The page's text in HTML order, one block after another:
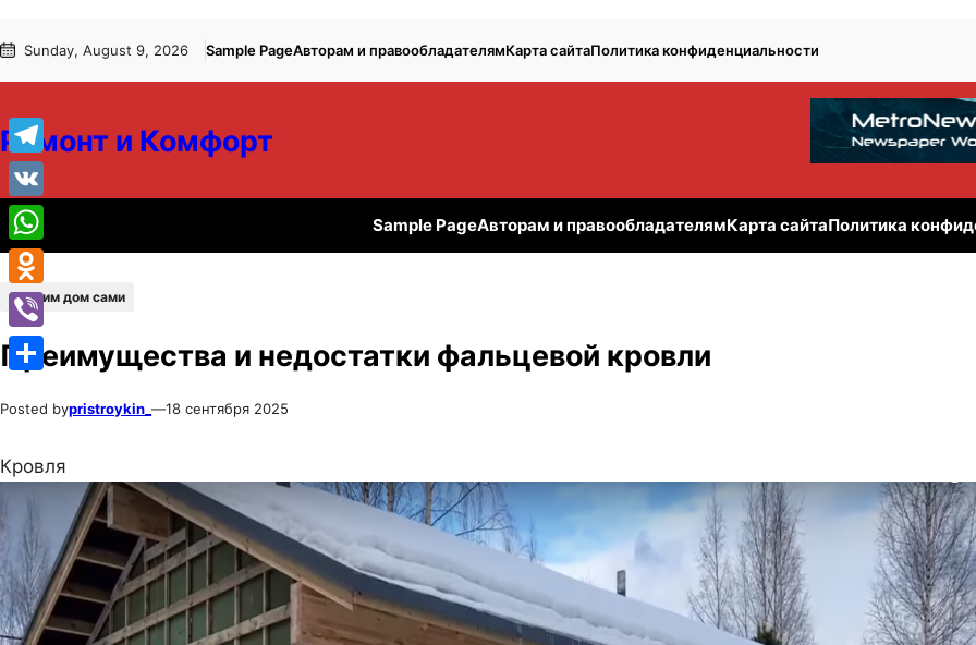
к
к
Sunday, August 9, 2026 Sample PageАвторам и правообладателямКарта сайтаПолитика конфиденциальности
Ремонт и Комфорт
Sample PageАвторам и правообладателямКарта сайтаПолитика
Строим дом сами
Преимущества и недостатки фальцевой кровли
Posted bypristroykin_ —18 сентября 2025
Кровля
Telegram
VK
WhatsApp
Odnoklassniki
Viber